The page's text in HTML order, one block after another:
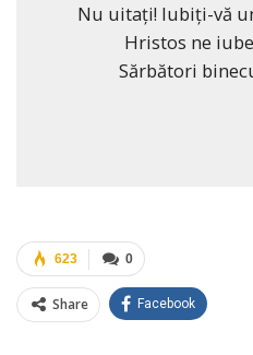
Nu uitați! Iubiți-vă
Hristos ne
Sărbători
0
623
Share Facebook